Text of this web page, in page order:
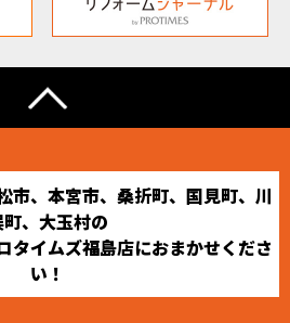
市、本宮市、桑折町、国見町、川
、大玉村の
タイムズ福島店におまかせくださ
い！